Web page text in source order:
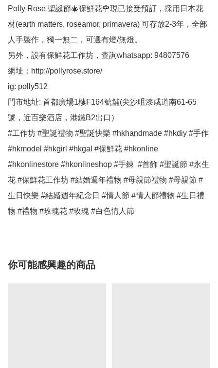
Polly Rose 聖誕節🎄保鮮花🌹現已接受預訂，採用日本花
材(earth matters, roseamor, primavera) 可存放2-3年，全部
人手製作，獨一無二，可選有燈/無燈。
另外，設有保鮮花工作坊，查詢whatsapp: 94807576
網址：http://pollyrose.store/
ig: polly512
門市地址: 首都廣場1樓F164號舖(尖沙咀漆咸道南61-65
號，近百樂酒店，港鐵B2出口）
#工作坊 #聖誕禮物 #聖誕快樂 #hkhandmade #hkdiy #手作
#hkmodel #hkgirl #hkgal #保鮮花 #hkonline
#hkonlinestore #hkonlineshop #手錬  #首飾 #聖誕節 #永生
花 #保鮮花工作坊 #結婚週年禮物 #母親節禮物 #母親節 #
生日快樂 #結婚週年紀念日 #情人節 #情人節禮物 #生日禮
物 #禮物 #玫瑰花 #玫瑰 #白色情人節
你可能感興趣的商品